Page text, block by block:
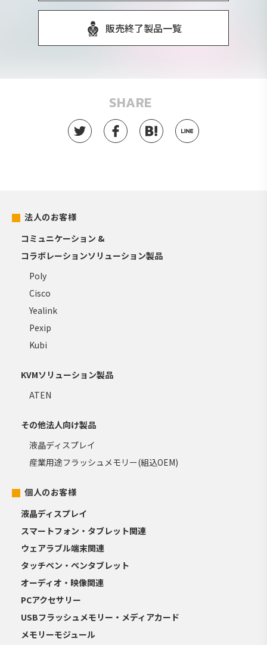
販売終了製品一覧
SHARE
法人のお客様
コミュニケーション &
コラボレーションソリューション製品
Poly
Cisco
Yealink
Pexip
Kubi
KVMソリューション製品
ATEN
その他法人向け製品
液晶ディスプレイ
産業用途フラッシュメモリー(組込OEM)
個人のお客様
液晶ディスプレイ
スマートフォン・タブレット関連
ウェアラブル端末関連
タッチペン・ペンタブレット
オーディオ・映像関連
PCアクセサリー
USBフラッシュメモリー・メディアカード
メモリーモジュール